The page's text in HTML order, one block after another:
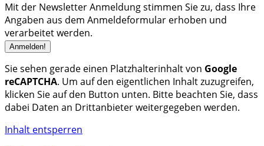
Mit der Newsletter Anmeldung stimmen Sie zu, dass Ihre
Angaben aus dem Anmeldeformular erhoben und
verarbeitet werden.
Sie sehen gerade einen Platzhalterinhalt von Google
reCAPTCHA. Um auf den eigentlichen Inhalt zuzugreifen,
klicken Sie auf den Button unten. Bitte beachten Sie, dass
dabei Daten an Drittanbieter weitergegeben werden.
Inhalt entsperren